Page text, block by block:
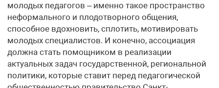
молодых педагогов – именно такое пространство
неформального и плодотворного общения,
способное вдохновить, сплотить, мотивировать
молодых специалистов. И конечно, ассоциация
должна стать помощником в реализации
актуальных задач государственной, региональной
политики, которые ставит перед педагогической